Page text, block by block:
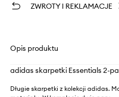
ZWROTY I REKLAMACJE
Opis produktu
adidas skarpetki Essentials 2-
Długie skarpetki z kolekcji adidas.